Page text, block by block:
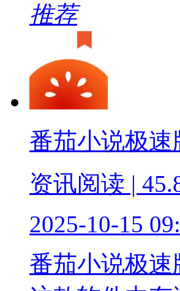
推荐
番茄小说极速
资讯阅读 |
2025-10-15
番茄小说极